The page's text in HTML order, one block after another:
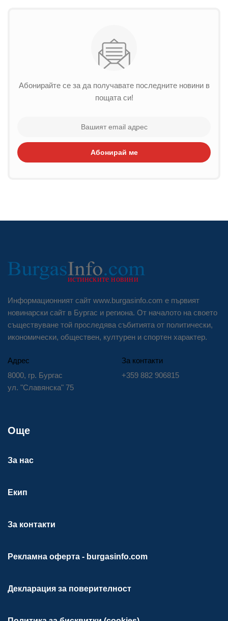
Абонирайте се за да получавате последните новини в
пощата си!
Абонирай ме
Информационният сайт www.burgasinfo.com е първият
новинарски сайт в Бургас и региона. От началото на своето
съществуване той проследява събитията от политически,
икономически, обществен, културен и спортен характер.
Адрес
8000, гр. Бургас
ул. "Славянска" 75
За контакти
+359 882 906815
Още
За нас
Екип
За контакти
Рекламна оферта - burgasinfo.com
Декларация за поверителност